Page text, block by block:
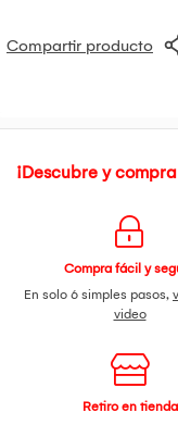
Compartir producto
¡Descubre y
Compra fácil y
En solo 6 simples pasos,
video
Retiro en tienda